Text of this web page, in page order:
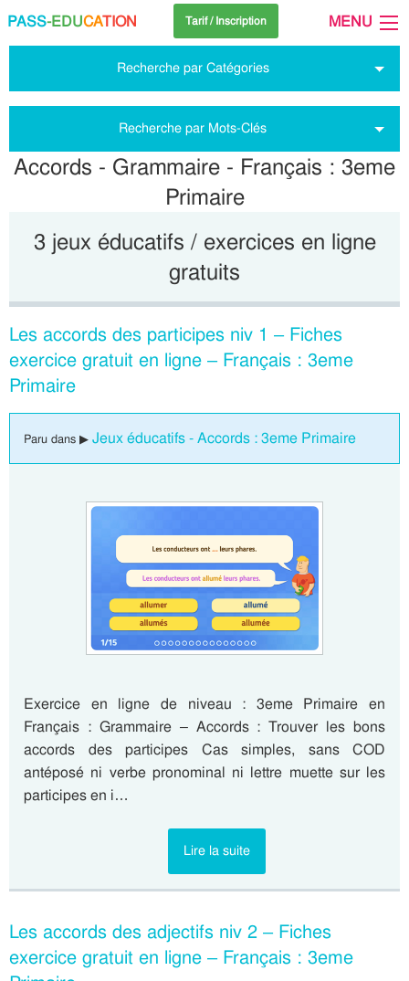
PASS-EDUCATION Tarif / Inscription MENU
Recherche par Catégories
Recherche par Mots-Clés
Accords - Grammaire - Français : 3eme
Primaire
3 jeux éducatifs / exercices en ligne
gratuits
Les accords des participes niv 1 – Fiches
exercice gratuit en ligne – Français : 3eme
Primaire
Paru dans ▶ Jeux éducatifs - Accords : 3eme Primaire
Exercice en ligne de niveau : 3eme Primaire en
Français : Grammaire – Accords : Trouver les bons
accords des participes Cas simples, sans COD
antéposé ni verbe pronominal ni lettre muette sur les
participes en i…
Lire la suite
Les accords des adjectifs niv 2 – Fiches
exercice gratuit en ligne – Français : 3eme